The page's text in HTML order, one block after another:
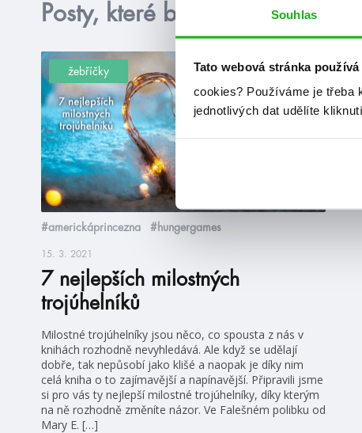
Souhlas
Tato webová stránka
cookies? Používáme je třeba
jednotlivých dat udělíte
Posty, které by tě mohly zajímat
žebříčky
#americkáprincezna #hungergames
15. 3. 2021
7 nejlepších milostných
trojúhelníků
Milostné trojúhelníky jsou něco, co spousta z nás v
knihách rozhodně nevyhledává. Ale když se udělají
dobře, tak nepůsobí jako klišé a naopak je díky nim
celá kniha o to zajímavější a napínavější. Připravili jsme
si pro vás ty nejlepší milostné trojúhelníky, díky kterým
na ně rozhodně změníte názor. Ve Falešném polibku od
Mary E. […]